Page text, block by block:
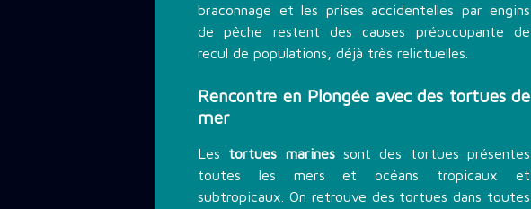
braconnage et les prises accidentelles par engins
de pêche restent des causes préoccupante de
recul de populations, déjà très relictuelles.
Rencontre en Plongée avec des tortues de
mer
Les tortues marinessont des tortues présentes
toutes les mers et océans tropicaux et
subtropicaux. On retrouve des tortues dans toutes